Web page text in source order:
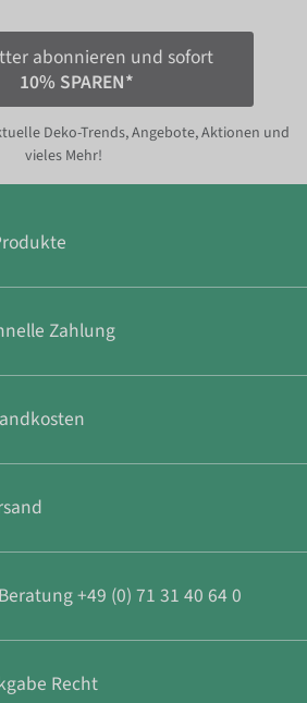
abonnieren und sofort
10% SPAREN*
Deko-Trends, Angebote, Aktionen und
vieles Mehr!
Zahlung
+49 (0) 71 31 40 64 0
Recht